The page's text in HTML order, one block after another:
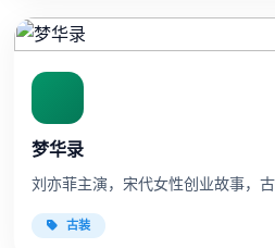
梦华录
刘亦菲主演，宋代女性创业故事，古
古装